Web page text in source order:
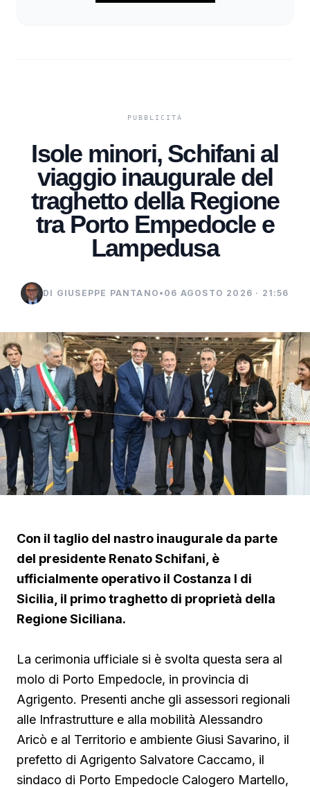
Isole minori, Schifani al
viaggio inaugurale del
traghetto della Regione
tra Porto Empedocle e
Lampedusa
DI GIUSEPPE PANTANO • 06 AGOSTO 2026 · 21:56
Con il taglio del nastro inaugurale da parte
del presidente Renato Schifani, è
ufficialmente operativo il Costanza I di
Sicilia, il primo traghetto di proprietà della
Regione Siciliana.
La cerimonia ufficiale si è svolta questa sera al
molo di Porto Empedocle, in provincia di
Agrigento. Presenti anche gli assessori regionali
alle Infrastrutture e alla mobilità Alessandro
Aricò e al Territorio e ambiente Giusi Savarino, il
prefetto di Agrigento Salvatore Caccamo, il
sindaco di Porto Empedocle Calogero Martello,